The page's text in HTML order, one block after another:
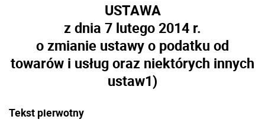
USTAWA
z dnia 7 lutego 2014 r.
o zmianie ustawy o podatku od
towarów i usług oraz niektórych innych
ustaw1)
Tekst pierwotny